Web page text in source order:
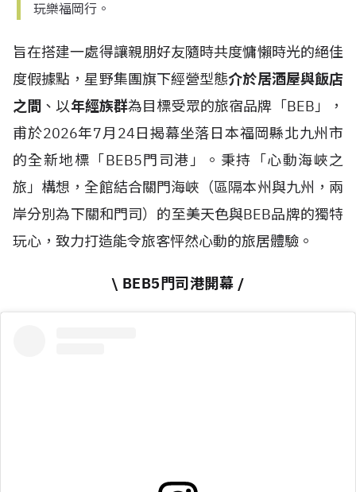
玩樂福岡行。
旨在搭建一處得讓親朋好友隨時共度慵懶時光的絕佳
度假據點，星野集團旗下經營型態介於居酒屋與飯店
之間 、以年經族群為目標受眾的旅宿品牌「BEB」，
甫於2026年7月24日揭幕坐落日本福岡縣北九州市
的全新地標「BEB5門司港」。秉持「心動海峽之
旅」構想，全館結合關門海峽（區隔本州與九州，兩
岸分別為下關和門司）的至美天色與BEB品牌的獨特
玩心，致力打造能令旅客怦然心動的旅居體驗。
\ BEB5門司港開幕 /